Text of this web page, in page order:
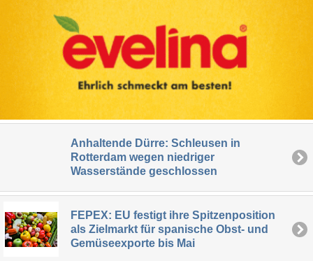
Anhaltende Dürre: Schleusen in
Rotterdam wegen niedriger
Wasserstände geschlossen
FEPEX: EU festigt ihre Spitzenposition
als Zielmarkt für spanische Obst- und
Gemüseexporte bis Mai